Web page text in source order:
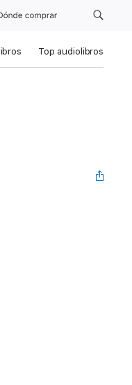
comprar
Top audiolibros